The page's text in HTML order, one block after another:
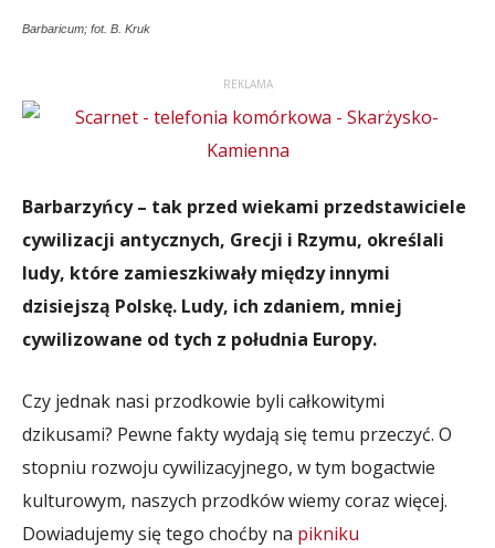
Barbaricum; fot. B. Kruk
REKLAMA
Barbarzyńcy – tak przed wiekami przedstawiciele
cywilizacji antycznych, Grecji i Rzymu, określali
ludy, które zamieszkiwały między innymi
dzisiejszą Polskę. Ludy, ich zdaniem, mniej
cywilizowane od tych z południa Europy.
Czy jednak nasi przodkowie byli całkowitymi
dzikusami? Pewne fakty wydają się temu przeczyć. O
stopniu rozwoju cywilizacyjnego, w tym bogactwie
kulturowym, naszych przodków wiemy coraz więcej.
Dowiadujemy się tego choćby na pikniku